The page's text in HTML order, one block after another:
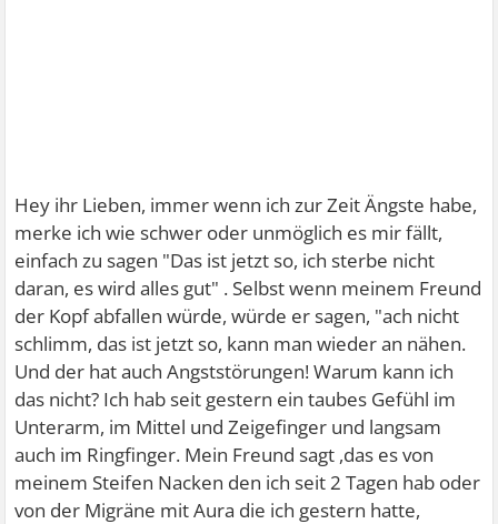
Hey ihr Lieben, immer wenn ich zur Zeit Ängste habe,
merke ich wie schwer oder unmöglich es mir fällt,
einfach zu sagen "Das ist jetzt so, ich sterbe nicht
daran, es wird alles gut" . Selbst wenn meinem Freund
der Kopf abfallen würde, würde er sagen, "ach nicht
schlimm, das ist jetzt so, kann man wieder an nähen.
Und der hat auch Angststörungen! Warum kann ich
das nicht? Ich hab seit gestern ein taubes Gefühl im
Unterarm, im Mittel und Zeigefinger und langsam
auch im Ringfinger. Mein Freund sagt ,das es von
meinem Steifen Nacken den ich seit 2 Tagen hab oder
von der Migräne mit Aura die ich gestern hatte,